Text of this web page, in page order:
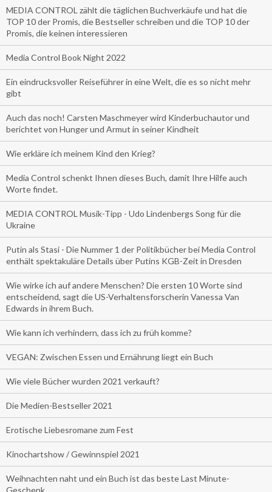
MEDIA CONTROL zählt die täglichen Buchverkäufe und hat die
TOP 10 der Promis, die Bestseller schreiben und die TOP 10 der
Promis, die keinen interessieren
Media Control Book Night 2022
Ein eindrucksvoller Reiseführer in eine Welt, die es so nicht mehr
gibt
Auch das noch! Carsten Maschmeyer wird Kinderbuchautor und
berichtet von Hunger und Armut in seiner Kindheit
Wie erkläre ich meinem Kind den Krieg?
Media Control schenkt Ihnen dieses Buch, damit Ihre Hilfe auch
Worte findet.
MEDIA CONTROL Musik-Tipp - Udo Lindenbergs Song für die
Ukraine
Putin als Stasi - Die Nummer 1 der Politikbücher bei Media Control
enthält spektakuläre Details über Putins KGB-Zeit in Dresden
Wie wirke ich auf andere Menschen? Die ersten 10 Worte sind
entscheidend, sagt die US-Verhaltensforscherin Vanessa Van
Edwards in ihrem Buch.
Wie kann ich verhindern, dass ich zu früh komme?
VEGAN: Zwischen Essen und Ernährung liegt ein Buch
Wie viele Bücher wurden 2021 verkauft?
Die Medien-Bestseller 2021
Erotische Liebesromane zum Fest
Kinochartshow / Gewinnspiel 2021
Weihnachten naht und ein Buch ist das beste Last Minute-